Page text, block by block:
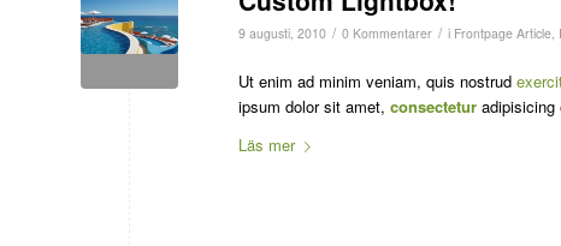
9 augusti, 2010 / 0 Kommentarer / i Frontpage Article
Ut enim ad minim veniam, quis nostrud
ipsum dolor sit amet, consectetur adipisicing
Läs mer